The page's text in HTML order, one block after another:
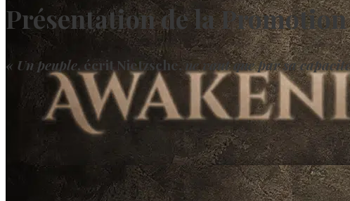
Présentation de la
« Un peuple, écrit Nietzsche,ne vaut que par sa